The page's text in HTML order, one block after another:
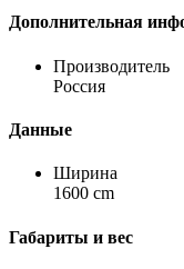
Дополнительная
Производитель
Россия
Данные
Ширина
1600 cm
Габариты и вес